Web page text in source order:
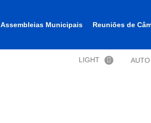
Assembleias Municipais Reuniões de
LIGHT